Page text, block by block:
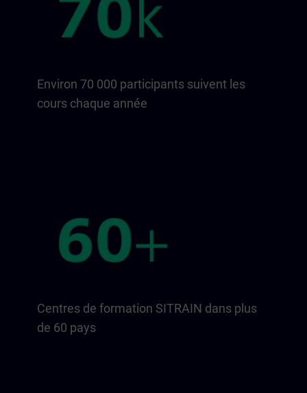
Environ 70 000 participants suivent les
cours chaque année
Centres de formation SITRAIN dans plus
de 60 pays